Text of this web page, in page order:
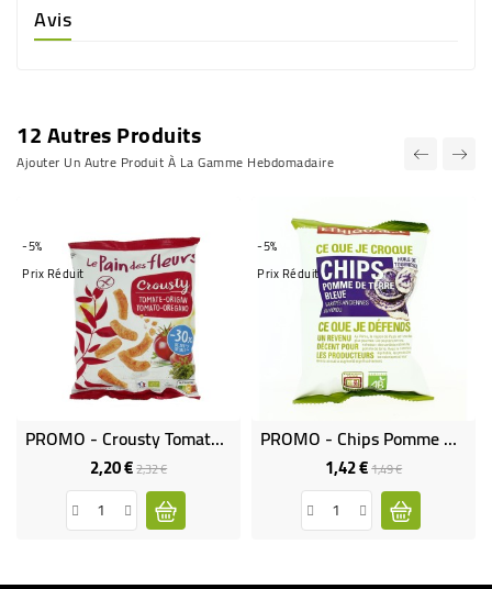
Avis
12 Autres Produits
Ajouter Un Autre Produit À La Gamme Hebdomadaire
-5%
Prix Réduit
PROMO - Crousty Tomate - Origan -30% Sel Bio Et Vegan
2,20 €Prix
de
base
2,32 €Prix
-5%
Prix Réduit
PROMO - Chips Pomme De Terre Bleue Bio & Équitable - 40 G
1,42 €Prix
de
base
1,49 €Prix